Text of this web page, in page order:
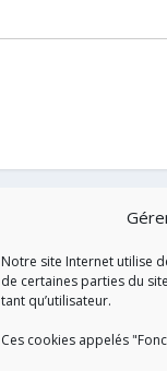
Notre site Internet utilise
de certaines parties du
tant qu’utilisateur.
Ces cookies appelés